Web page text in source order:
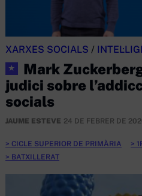
XARXES SOCIALS /
★
Mark
judici sobre
socials
JAUME ESTEVE 24 DE FEBRER DE
CICLE SUPERIOR DE PRIMÀRIA
BATXILLERAT